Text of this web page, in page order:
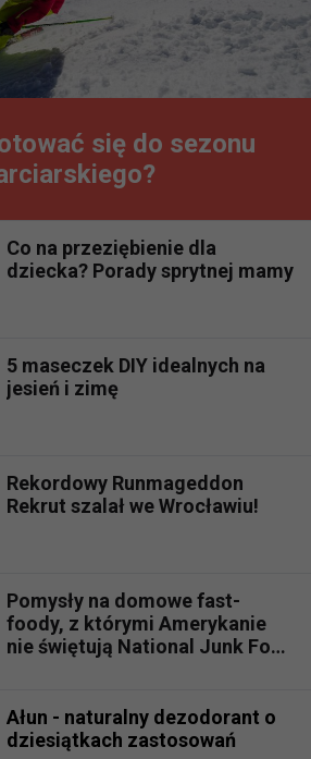
się do sezonu
Co na przeziębienie dla
dziecka? Porady sprytnej mamy
5 maseczek DIY idealnych na
jesień i zimę
Rekordowy Runmageddon
Rekrut szalał we Wrocławiu!
Pomysły na domowe fast-
foody, z którymi Amerykanie
nie świętują National Junk Food
Ałun - naturalny dezodorant o
dziesiątkach zastosowań